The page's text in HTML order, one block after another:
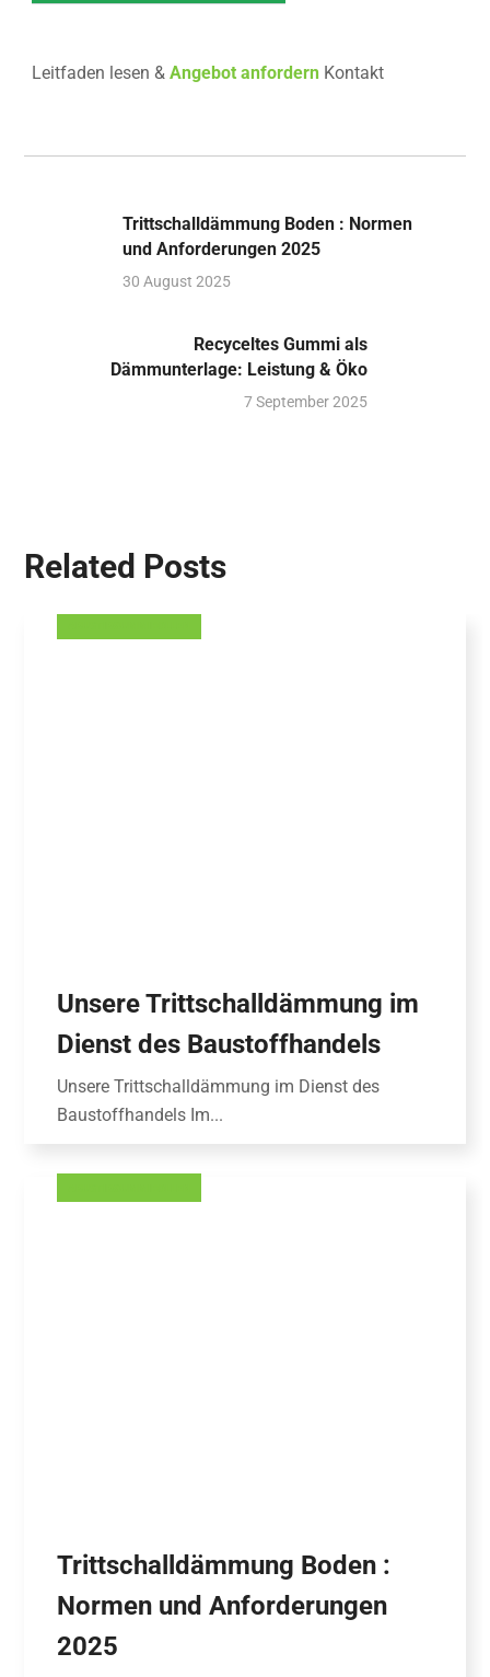
Leitfaden lesen &Angebot anfordern Kontakt
Trittschalldämmung Boden : Normen
und Anforderungen 2025
30 August 2025
Recyceltes Gummi als
Dämmunterlage: Leistung & Öko
7 September 2025
Related Posts
Unsere Trittschalldämmung im
Dienst des Baustoffhandels
Unsere Trittschalldämmung im Dienst des
Baustoffhandels Im...
Trittschalldämmung Boden :
Normen und Anforderungen
2025